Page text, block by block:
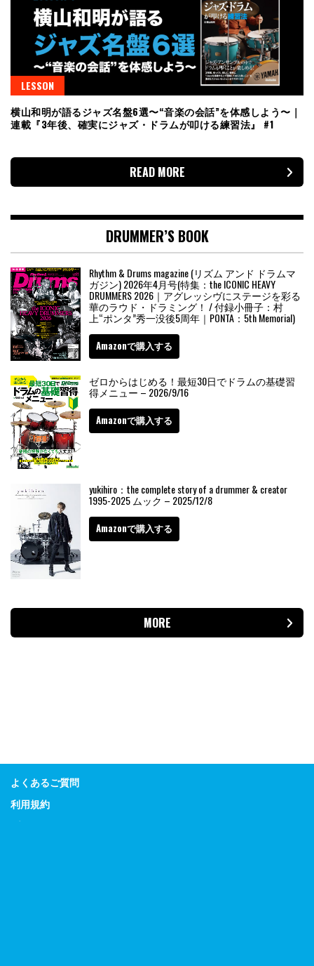
LESSON
横山和明が語るジャズ名盤6選〜“音楽の会話”を体感しよう〜｜
連載『3年後、確実にジャズ・ドラムが叩ける練習法』 #1
READ MORE
DRUMMER’S BOOK
Rhythm & Drums magazine (リズム アンド ドラムマ
ガジン) 2026年4月号(特集：the ICONIC HEAVY
DRUMMERS 2026｜アグレッシヴにステージを彩る
華のラウド・ドラミング！ / 付録小冊子：村
上“ポンタ”秀一没後5周年｜PONTA：5th Memorial)
Amazonで購入する
ゼロからはじめる！最短30日でドラムの基礎習
得メニュー – 2026/9/16
Amazonで購入する
yukihiro：the complete story of a drummer & creator
1995-2025 ムック – 2025/12/8
Amazonで購入する
MORE
よくあるご質問
利用規約
プライバシーポリシー